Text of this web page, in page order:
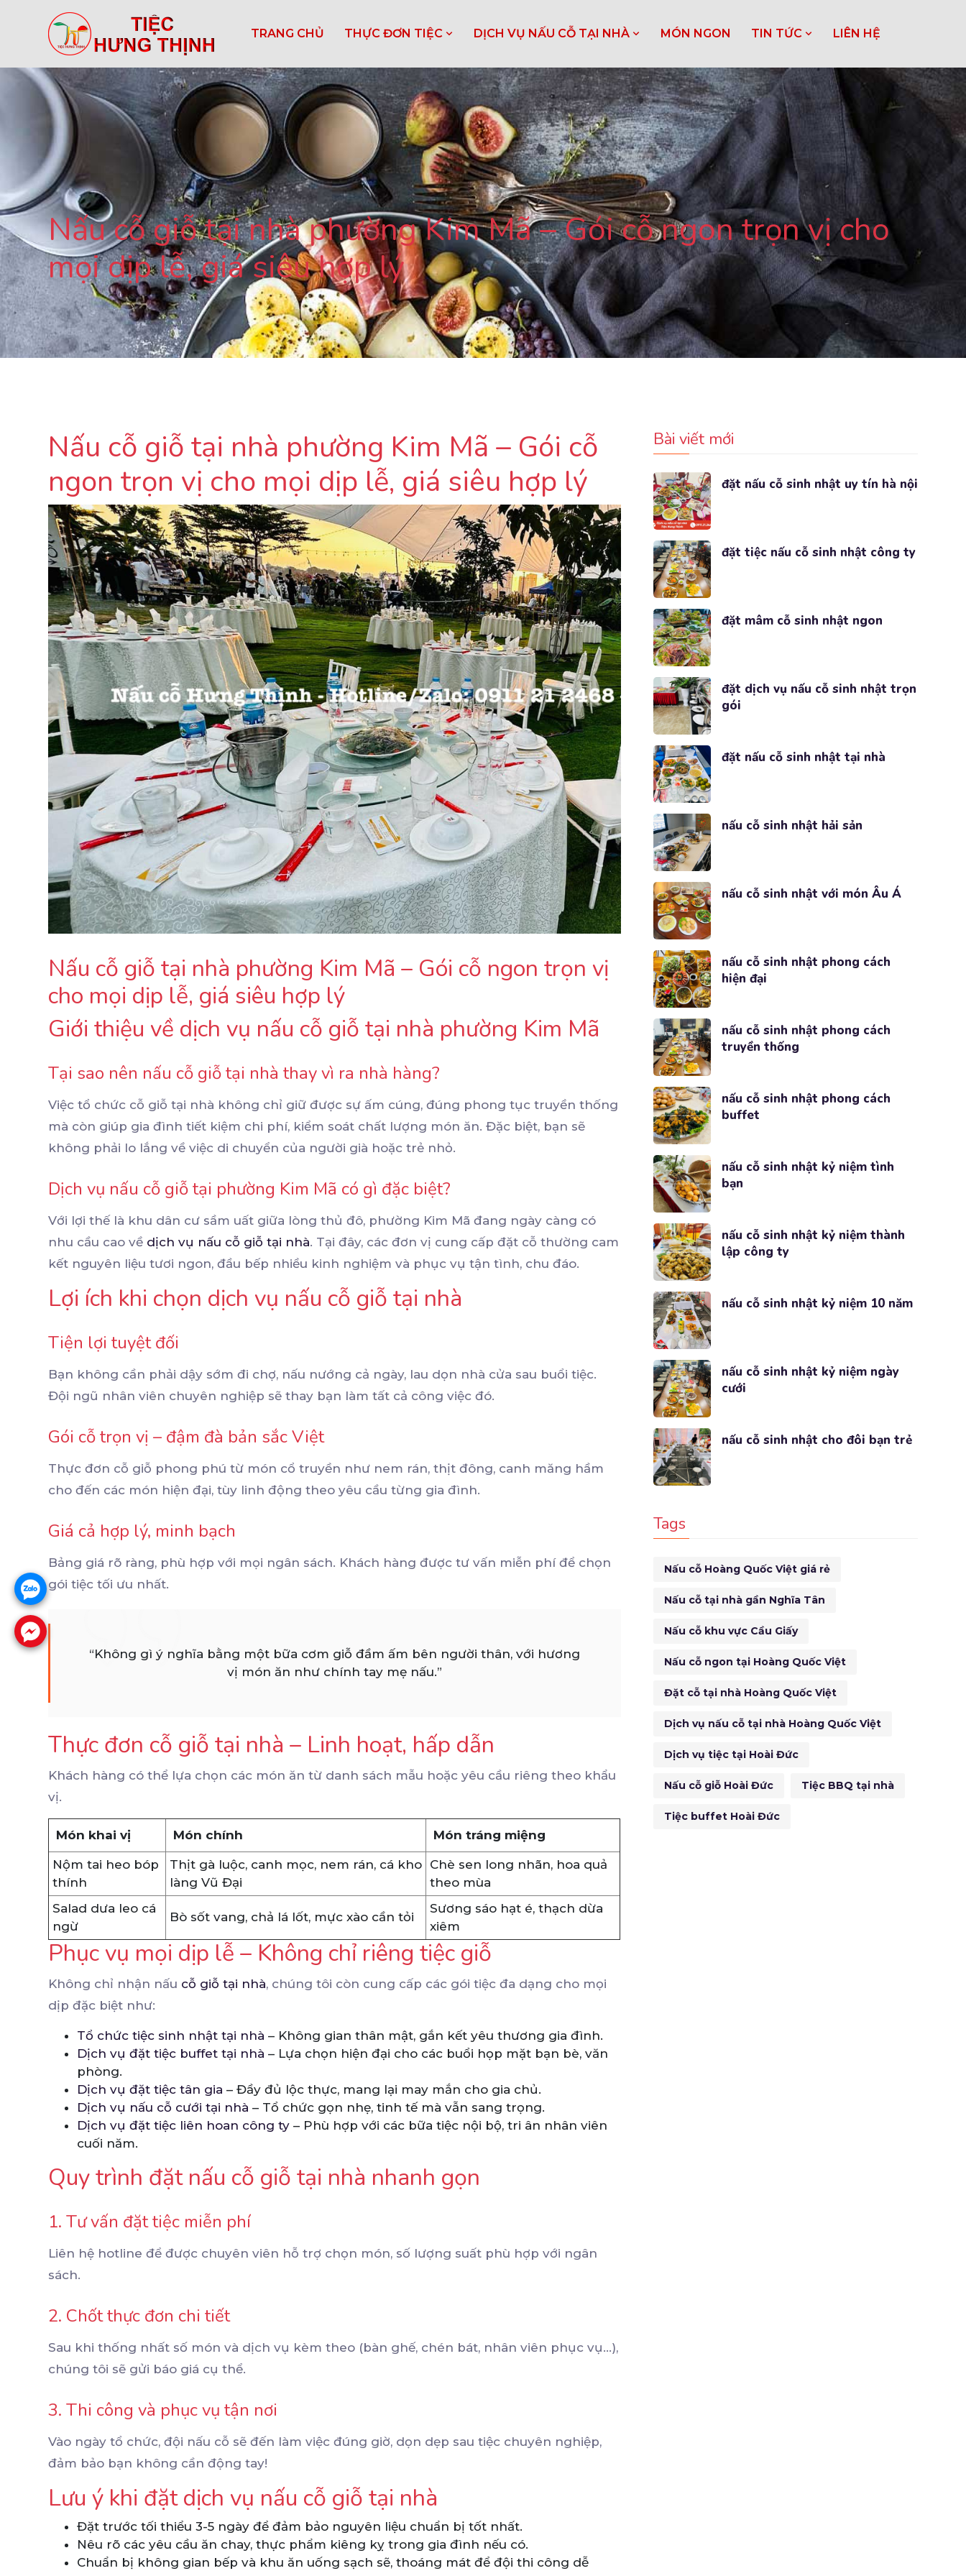
TRANG CHỦ THỰC ĐƠN TIỆC DỊCH VỤ NẤU CỖ TẠI NHÀ MÓN NGON TIN TỨC LIÊN HỆ
Nấu cỗ giỗ tại nhà phường Kim Mã – Gói cỗ ngon trọn vị cho
mọi dịp lễ, giá siêu hợp lý
Nấu cỗ giỗ tại nhà phường Kim Mã – Gói cỗ
ngon trọn vị cho mọi dịp lễ, giá siêu hợp lý
Nấu cỗ giỗ tại nhà phường Kim Mã – Gói cỗ ngon trọn vị
cho mọi dịp lễ, giá siêu hợp lý
Giới thiệu về dịch vụ nấu cỗ giỗ tại nhà phường Kim Mã
Tại sao nên nấu cỗ giỗ tại nhà thay vì ra nhà hàng?
Việc tổ chức cỗ giỗ tại nhà không chỉ giữ được sự ấm cúng, đúng phong tục truyền thống
mà còn giúp gia đình tiết kiệm chi phí, kiểm soát chất lượng món ăn. Đặc biệt, bạn sẽ
không phải lo lắng về việc di chuyển của người già hoặc trẻ nhỏ.
Dịch vụ nấu cỗ giỗ tại phường Kim Mã có gì đặc biệt?
Với lợi thế là khu dân cư sầm uất giữa lòng thủ đô, phường Kim Mã đang ngày càng có
nhu cầu cao về dịch vụ nấu cỗ giỗ tại nhà. Tại đây, các đơn vị cung cấp đặt cỗ thường cam
kết nguyên liệu tươi ngon, đầu bếp nhiều kinh nghiệm và phục vụ tận tình, chu đáo.
Lợi ích khi chọn dịch vụ nấu cỗ giỗ tại nhà
Tiện lợi tuyệt đối
Bạn không cần phải dậy sớm đi chợ, nấu nướng cả ngày, lau dọn nhà cửa sau buổi tiệc.
Đội ngũ nhân viên chuyên nghiệp sẽ thay bạn làm tất cả công việc đó.
Gói cỗ trọn vị – đậm đà bản sắc Việt
Thực đơn cỗ giỗ phong phú từ món cổ truyền như nem rán, thịt đông, canh măng hầm
cho đến các món hiện đại, tùy linh động theo yêu cầu từng gia đình.
Giá cả hợp lý, minh bạch
Bảng giá rõ ràng, phù hợp với mọi ngân sách. Khách hàng được tư vấn miễn phí để chọn
gói tiệc tối ưu nhất.
“Không gì ý nghĩa bằng một bữa cơm giỗ đầm ấm bên người thân, với hương
vị món ăn như chính tay mẹ nấu.”
Thực đơn cỗ giỗ tại nhà – Linh hoạt, hấp dẫn
Khách hàng có thể lựa chọn các món ăn từ danh sách mẫu hoặc yêu cầu riêng theo khẩu
vị.
Món khai vị Món chính Món tráng miệng
Nộm tai heo bóp
thính
Thịt gà luộc, canh mọc, nem rán, cá kho
làng Vũ Đại
Chè sen long nhãn, hoa quả
theo mùa
Salad dưa leo cá
ngừ
Bò sốt vang, chả lá lốt, mực xào cần tỏi
Sương sáo hạt é, thạch dừa
xiêm
Phục vụ mọi dịp lễ – Không chỉ riêng tiệc giỗ
Không chỉ nhận nấu cỗ giỗ tại nhà, chúng tôi còn cung cấp các gói tiệc đa dạng cho mọi
dịp đặc biệt như:
Tổ chức tiệc sinh nhật tại nhà – Không gian thân mật, gắn kết yêu thương gia đình.
Dịch vụ đặt tiệc buffet tại nhà – Lựa chọn hiện đại cho các buổi họp mặt bạn bè, văn
phòng.
Dịch vụ đặt tiệc tân gia – Đầy đủ lộc thực, mang lại may mắn cho gia chủ.
Dịch vụ nấu cỗ cưới tại nhà – Tổ chức gọn nhẹ, tinh tế mà vẫn sang trọng.
Dịch vụ đặt tiệc liên hoan công ty – Phù hợp với các bữa tiệc nội bộ, tri ân nhân viên
cuối năm.
Quy trình đặt nấu cỗ giỗ tại nhà nhanh gọn
1. Tư vấn đặt tiệc miễn phí
Liên hệ hotline để được chuyên viên hỗ trợ chọn món, số lượng suất phù hợp với ngân
sách.
2. Chốt thực đơn chi tiết
Sau khi thống nhất số món và dịch vụ kèm theo (bàn ghế, chén bát, nhân viên phục vụ...),
chúng tôi sẽ gửi báo giá cụ thể.
3. Thi công và phục vụ tận nơi
Vào ngày tổ chức, đội nấu cỗ sẽ đến làm việc đúng giờ, dọn dẹp sau tiệc chuyên nghiệp,
đảm bảo bạn không cần động tay!
Lưu ý khi đặt dịch vụ nấu cỗ giỗ tại nhà
Đặt trước tối thiểu 3-5 ngày để đảm bảo nguyên liệu chuẩn bị tốt nhất.
Nêu rõ các yêu cầu ăn chay, thực phẩm kiêng kỵ trong gia đình nếu có.
Chuẩn bị không gian bếp và khu ăn uống sạch sẽ, thoáng mát để đội thi công dễ
Bài viết mới
đặt nấu cỗ sinh nhật uy tín hà nội
đặt tiệc nấu cỗ sinh nhật công ty
đặt mâm cỗ sinh nhật ngon
đặt dịch vụ nấu cỗ sinh nhật trọn
gói
đặt nấu cỗ sinh nhật tại nhà
nấu cỗ sinh nhật hải sản
nấu cỗ sinh nhật với món Âu Á
nấu cỗ sinh nhật phong cách
hiện đại
nấu cỗ sinh nhật phong cách
truyền thống
nấu cỗ sinh nhật phong cách
buffet
nấu cỗ sinh nhật kỷ niệm tình
bạn
nấu cỗ sinh nhật kỷ niệm thành
lập công ty
nấu cỗ sinh nhật kỷ niệm 10 năm
nấu cỗ sinh nhật kỷ niệm ngày
cưới
nấu cỗ sinh nhật cho đôi bạn trẻ
Tags
Nấu cỗ Hoàng Quốc Việt giá rẻ
Nấu cỗ tại nhà gần Nghĩa Tân
Nấu cỗ khu vực Cầu Giấy
Nấu cỗ ngon tại Hoàng Quốc Việt
Đặt cỗ tại nhà Hoàng Quốc Việt
Dịch vụ nấu cỗ tại nhà Hoàng Quốc Việt
Dịch vụ tiệc tại Hoài Đức
Nấu cỗ giỗ Hoài Đức Tiệc BBQ tại nhà
Tiệc buffet Hoài Đức